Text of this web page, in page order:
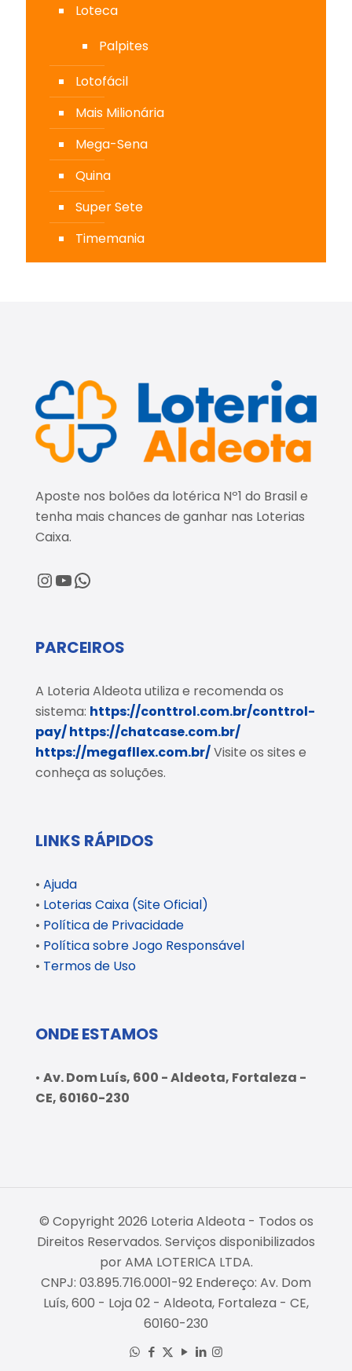
Loteca
Palpites
Lotofácil
Mais Milionária
Mega-Sena
Quina
Super Sete
Timemania
Aposte nos bolões da lotérica Nº1 do Brasil e
tenha mais chances de ganhar nas Loterias
Caixa.
@loteriaaldeota
@loteriaaldeota
Central de Atendimento
PARCEIROS
A Loteria Aldeota utiliza e recomenda os
sistema: https://conttrol.com.br/conttrol-
pay/https://chatcase.com.br/
https://megafllex.com.br/Visite os sites e
conheça as soluções.
LINKS RÁPIDOS
• Ajuda
• Loterias Caixa (Site Oficial)
• Política de Privacidade
• Política sobre Jogo Responsável
• Termos de Uso
ONDE ESTAMOS
• Av. Dom Luís, 600 - Aldeota, Fortaleza -
CE, 60160-230
© Copyright 2026 Loteria Aldeota - Todos os
Direitos Reservados. Serviços disponibilizados
por AMA LOTERICA LTDA.
CNPJ: 03.895.716.0001-92 Endereço: Av. Dom
Luís, 600 - Loja 02 - Aldeota, Fortaleza - CE,
60160-230